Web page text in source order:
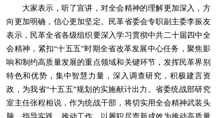
大家表示，听了宣讲，对全会精神的理解更加深入，方
向更加明确，信心更加坚定。民革省委会专职副主委李振友
表示，民革全省各级组织要深入学习贯彻中共二十届四中全
会精神，紧扣“十五五”时期全省改革发展中心任务，聚焦影
响和制约高质量发展的重点领域和关键环节，发挥民革界别
特色和优势，集中智慧力量，深入调查研究，积极建言资
政，为我省“十五五”规划的实施献计出力。省委统战部研究
室主任张程相说，作为统战干部，将切实用全会精神武装头
脑、指导实践、推动工作，以履职尽责新成效为推动高质量